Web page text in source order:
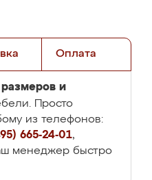
Оплата
размеров и
Просто
из телефонов:
665-24-01,
менеджер быстро